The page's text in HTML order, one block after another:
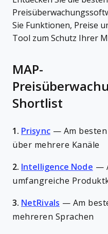
Sie Funktionen, Preise
Tool zum Schutz Ihrer
MAP-
Shortlist
1. Prisync — Am
über mehrere Kanäle
2. Intelligence Node —
umfangreiche
3. NetRivals — Am
mehreren Sprachen